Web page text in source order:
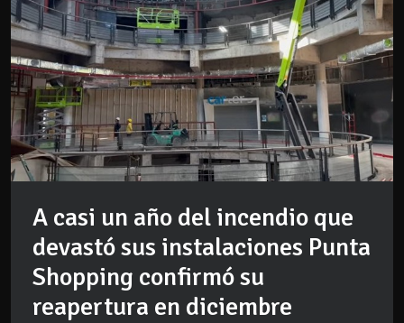
A casi un año del incendio que
devastó sus instalaciones Punta
Shopping confirmó su
reapertura en diciembre